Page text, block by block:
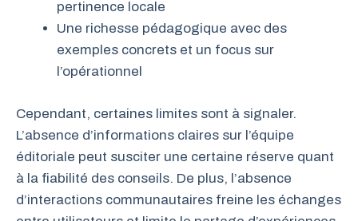
pertinence locale
Une richesse pédagogique avec des
exemples concrets et un focus sur
l’opérationnel
Cependant, certaines limites sont à signaler.
L’absence d’informations claires sur l’équipe
éditoriale peut susciter une certaine réserve quant
à la fiabilité des conseils. De plus, l’absence
d’interactions communautaires freine les échanges